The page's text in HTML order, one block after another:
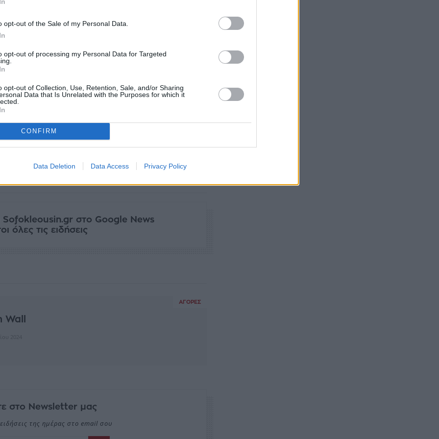
opt-out of the Sale of my Personal Data.
opt-out of processing my Personal Data for Targeted
opt-out of Collection, Use, Retention, Sale, and/or Sharing
Data that Is Unrelated with the Purposes for which it
CONFIRM
Data Deletion Data Access Privacy Policy
Sofokleousin.gr στο Google News
όλες τις ειδήσεις
ΑΓΟΡΈΣ
στο Newsletter μας
της ημέρας στο email σου